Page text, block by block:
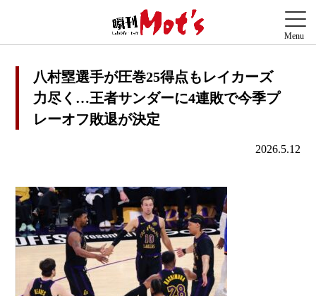
八村塁選手が圧巻25得点もレイカーズ
力尽く…王者サンダーに4連敗で今季プ
レーオフ敗退が決定
2026.5.12